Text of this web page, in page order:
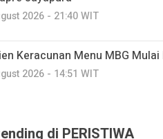
2026 - 21:40 WIT
Keracunan Menu MBG
2026 - 14:51 WIT
di PERISTIWA